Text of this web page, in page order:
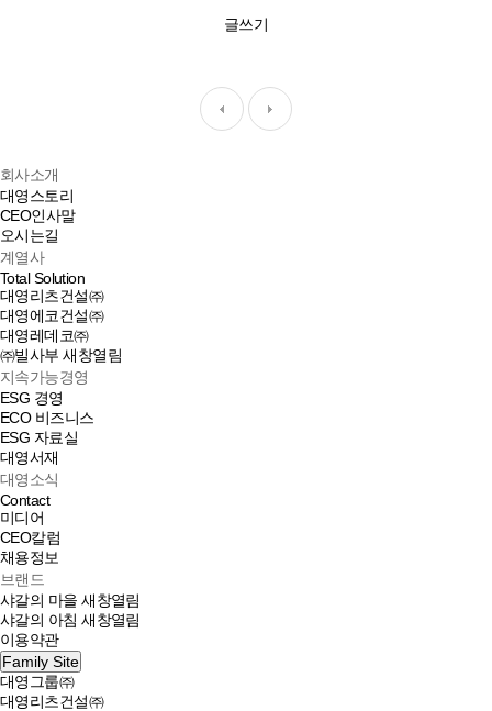
글쓰기
회사소개
대영스토리
CEO인사말
오시는길
계열사
Total Solution
대영리츠건설㈜
대영에코건설㈜
대영레데코㈜
㈜빌사부새창열림
지속가능경영
ESG 경영
ECO 비즈니스
ESG 자료실
대영서재
대영소식
Contact
미디어
CEO칼럼
채용정보
브랜드
샤갈의 마을새창열림
샤갈의 아침새창열림
이용약관
Family Site
대영그룹㈜
대영리츠건설㈜